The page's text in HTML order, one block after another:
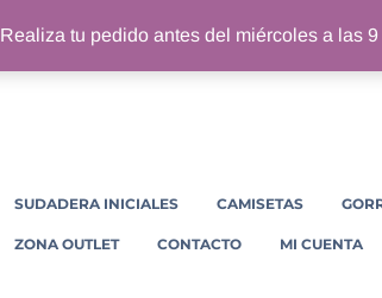
SUDADERA INICIALES CAMISETAS
ZONA OUTLET CONTACTO MI CUENTA
Realiza tu pedido antes del miércoles a las